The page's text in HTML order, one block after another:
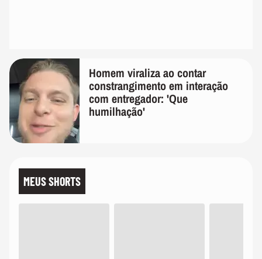
Homem viraliza ao contar
constrangimento em interação
com entregador: 'Que
humilhação'
MEUS SHORTS